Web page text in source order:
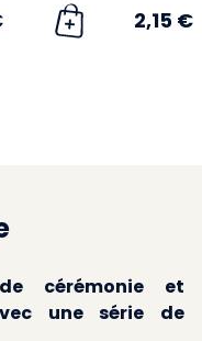
2,15 €
cérémonie et
une série de